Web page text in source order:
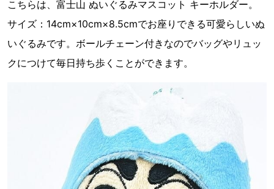
こちらは、富士山 ぬいぐるみマスコット キーホルダー。
サイズ：14cm×10cm×8.5cmでお座りできる可愛らしいぬ
いぐるみです。ボールチェーン付きなのでバッグやリュッ
クにつけて毎日持ち歩くことができます。